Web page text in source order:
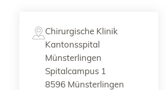
Chirurgische Klinik
Kantonsspital
Münsterlingen
Spitalcampus 1
8596 Münsterlingen